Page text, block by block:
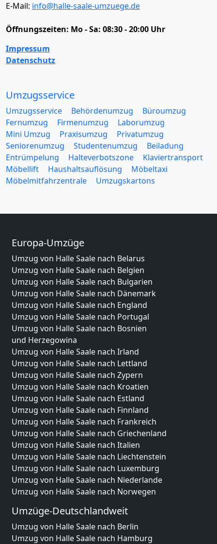
E-Mail: info@halle-saale-umzuege.de
Öffnungszeiten: Mo - Sa: 08:30 - 20:00 Uhr
Impressum
Datenschutz
Umzugsservice
Umzugsservice Behördenumzug
Büroumzug
Fernumzug
Firmenumzug
Laborumzug
Mini Umzug
Praxisumzug
Privatumzug
Seniorenumzug
Studentenumzug
Beiladung
Entrümpelung
Halteverbotszone
Klaviertransport
Möbellift
Haushaltsauflösung
Möbeltaxi
Möbelmitfahrzentrale
Umzugskartons
Europa-Umzüge
Umzug von Halle Saale nach Belarus
Umzug von Halle Saale nach Belgien
Umzug von Halle Saale nach Bulgarien
Umzug von Halle Saale nach Dänemark
Umzug von Halle Saale nach England
Umzug von Halle Saale nach Portugal
Umzug von Halle Saale nach Bosnien
und Herzegowina
Umzug von Halle Saale nach Irland
Umzug von Halle Saale nach Lettland
Umzug von Halle Saale nach Zypern
Umzug von Halle Saale nach Kroatien
Umzug von Halle Saale nach Estland
Umzug von Halle Saale nach Finnland
Umzug von Halle Saale nach Frankreich
Umzug von Halle Saale nach Griechenland
Umzug von Halle Saale nach Italien
Umzug von Halle Saale nach Liechtenstein
Umzug von Halle Saale nach Luxemburg
Umzug von Halle Saale nach Niederlande
Umzug von Halle Saale nach Norwegen
Umzüge-Deutschlandweit
Umzug von Halle Saale nach Berlin
Umzug von Halle Saale nach Hamburg